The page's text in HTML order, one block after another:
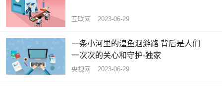
互联网 2023-06-29
一条小河里的湟鱼洄游路 背后是人们
一次次的关心和守护-独家
央视网 2023-06-29